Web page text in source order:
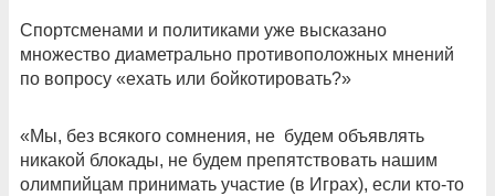
Спортсменами и политиками уже высказано
множество диаметрально противоположных мнений
по вопросу «ехать или бойкотировать?»
«Мы, без всякого сомнения, не будем объявлять
никакой блокады, не будем препятствовать нашим
олимпийцам принимать участие (в Играх), если кто-то